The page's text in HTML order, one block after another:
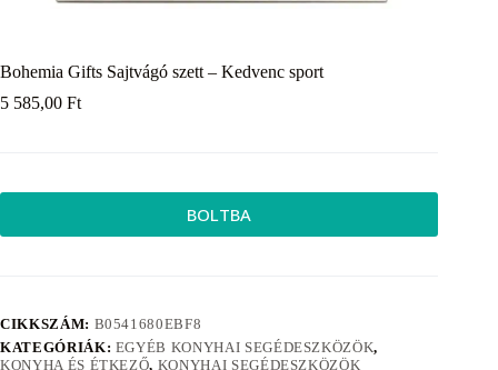
Bohemia Gifts Sajtvágó szett – Kedvenc sport
5 585,00 Ft
BOLTBA
CIKKSZÁM: B0541680EBF8
KATEGÓRIÁK: EGYÉB KONYHAI SEGÉDESZKÖZÖK,
KONYHA ÉS ÉTKEZŐ, KONYHAI SEGÉDESZKÖZÖK